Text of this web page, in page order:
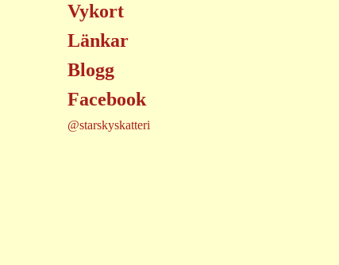
Vykort
Länkar
Blogg
Facebook
@starskyskatteri